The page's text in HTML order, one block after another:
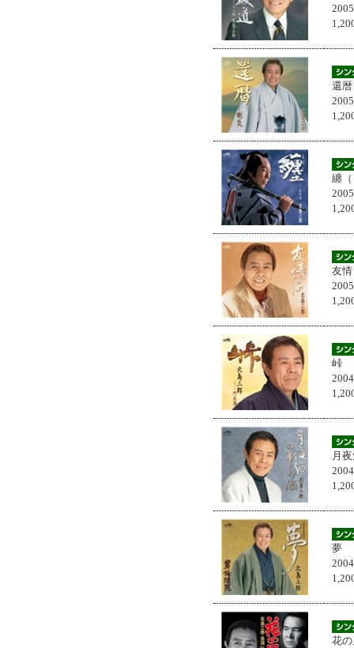
還暦
纏
友
峠
月
夢
花